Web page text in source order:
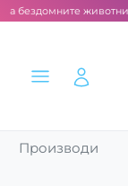
бездомните животни.
Производи